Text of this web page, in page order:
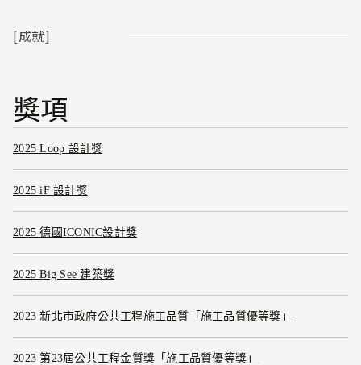
[成就]
獎項
2025 Loop 設計獎
2025 iF 設計獎
2025 德國ICONIC設計獎
2025 Big See 建築獎
2023 新北市政府公共工程施工品質「施工品質優等獎」
2023 第23屆公共工程金質獎「施工品質優等獎」